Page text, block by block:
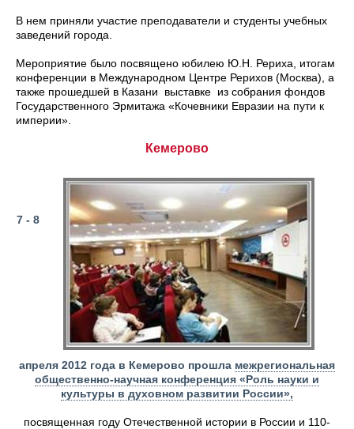
В нем приняли участие преподаватели и студенты учебных
заведений города.
Мероприятие было посвящено юбилею Ю.Н. Рериха, итогам
конференции в Международном Центре Рерихов (Москва), а
также прошедшей в Казани выставке из собрания фондов
Государственного Эрмитажа «Кочевники Евразии на пути к
империи».
Кемерово
7 - 8
апреля 2012 года в Кемерово прошла межрегиональная
общественно-научная конференция «Роль науки и
культуры в духовном развитии России»,
посвященная году Отечественной истории в России и 110-